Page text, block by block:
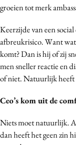
groeien tot merk
Keerzijde van een
afbreukrisico. Want wat
komt? Dan is hij of zij
men sneller reactie en
of niet. Natuurlijk heeft
Ceo’s kom uit de
Niets moet natuurlijk.
dan heeft het geen zin